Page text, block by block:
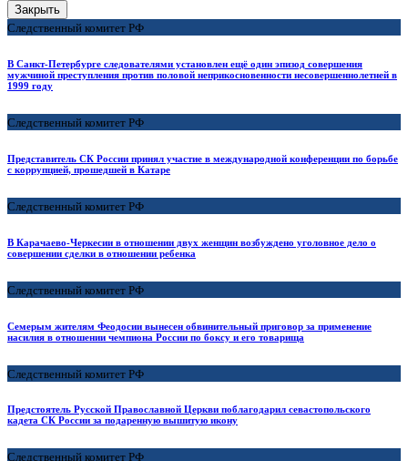
Закрыть
Следственный комитет РФ
В Санкт-Петербурге следователями установлен ещё один эпизод совершения
мужчиной преступления против половой неприкосновенности несовершеннолетней в
1999 году
Следственный комитет РФ
Представитель СК России принял участие в международной конференции по борьбе
с коррупцией, прошедшей в Катаре
Следственный комитет РФ
В Карачаево-Черкесии в отношении двух женщин возбуждено уголовное дело о
совершении сделки в отношении ребенка
Следственный комитет РФ
Семерым жителям Феодосии вынесен обвинительный приговор за применение
насилия в отношении чемпиона России по боксу и его товарища
Следственный комитет РФ
Предстоятель Русской Православной Церкви поблагодарил севастопольского
кадета СК России за подаренную вышитую икону
Следственный комитет РФ